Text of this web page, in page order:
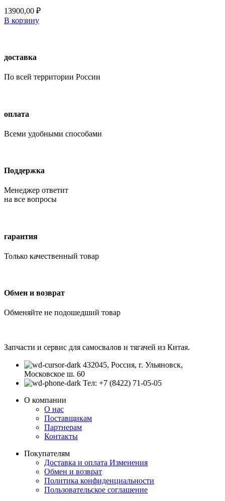
13900,00 ₽
В корзину
доставка
По всей территории России
оплата
Всеми удобными способами
Поддержка
Менеджер ответит
на все вопросы
гарантия
Только качественный товар
Обмен и возврат
Обменяйте не подошедший товар
Запчасти и сервис для самосвалов и тягачей из Китая.
432045, Россия, г. Ульяновск,
Московское ш. 60
Тел: +7 (8422) 71-05-05
О компании
О нас
Поставщикам
Партнерам
Контакты
Покупателям
Доставка и оплата Изменения
Обмен и возврат
Политика конфиденциальности
Пользовательское соглашение